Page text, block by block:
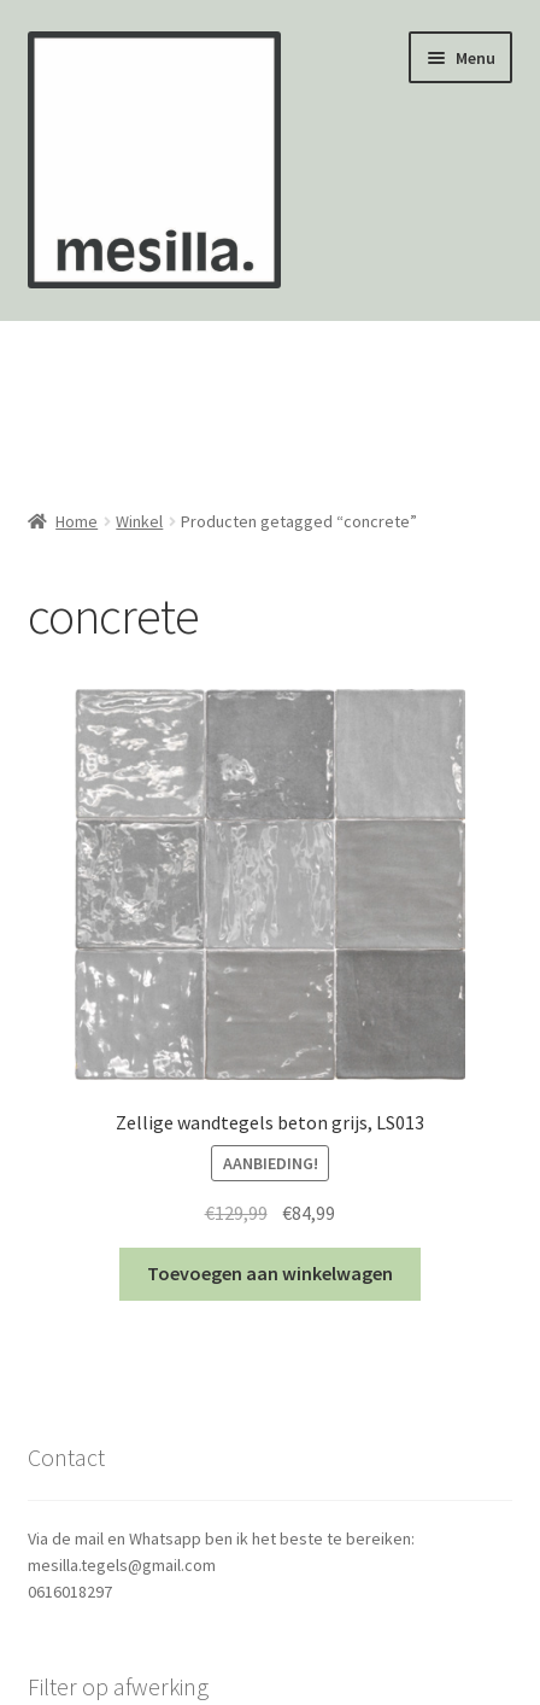
Ga
Ga
Menu
Wandtegels
Mozaïekvellen
Contact
Home Winkel Producten getagged “concrete”
concrete
Zellige wandtegels beton grijs, LS013
AANBIEDING!
€129,99 Oorspronkelijke
was:
€129,99.
€84,99
is:
€84,99.
Toevoegen aan winkelwagen
Contact
Via de mail en Whatsapp ben ik het beste te bereiken:
mesilla.tegels@gmail.com
0616018297
Filter op afwerking